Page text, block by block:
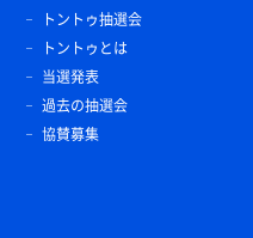
トントゥ抽選会
トントゥとは
当選発表
過去の抽選会
協賛募集